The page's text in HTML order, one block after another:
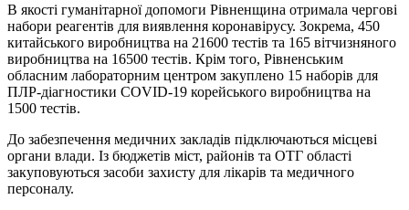
В якості гуманітарної допомоги Рівненщина отримала чергові
набори реагентів для виявлення коронавірусу. Зокрема, 450
китайського виробництва на 21600 тестів та 165 вітчизняного
виробництва на 16500 тестів. Крім того, Рівненським
обласним лабораторним центром закуплено 15 наборів для
ПЛР-діагностики COVID-19 корейського виробництва на
1500 тестів.
До забезпечення медичних закладів підключаються місцеві
органи влади. Із бюджетів міст, районів та ОТГ області
закуповуються засоби захисту для лікарів та медичного
персоналу.